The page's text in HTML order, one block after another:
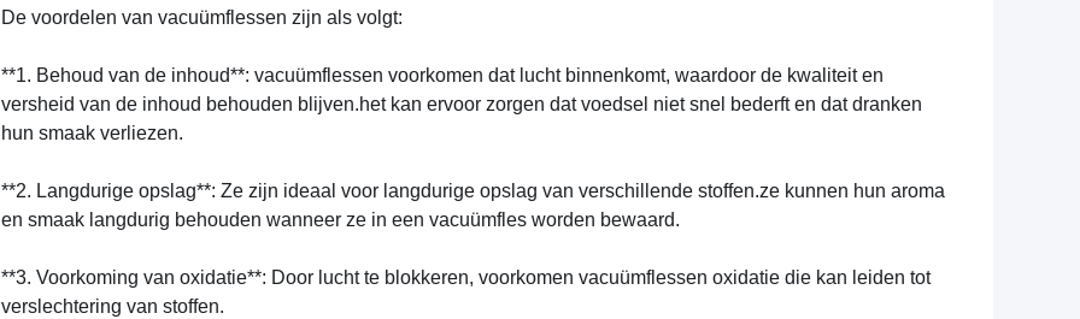
De voordelen van vacuümflessen zijn als volgt:
**1. Behoud van de inhoud**: vacuümflessen voorkomen dat lucht binnenkomt, waardoor de kwaliteit en
versheid van de inhoud behouden blijven.het kan ervoor zorgen dat voedsel niet snel bederft en dat dranken
hun smaak verliezen.
**2. Langdurige opslag**: Ze zijn ideaal voor langdurige opslag van verschillende stoffen.ze kunnen hun aroma
en smaak langdurig behouden wanneer ze in een vacuümfles worden bewaard.
**3. Voorkoming van oxidatie**: Door lucht te blokkeren, voorkomen vacuümflessen oxidatie die kan leiden tot
verslechtering van stoffen.